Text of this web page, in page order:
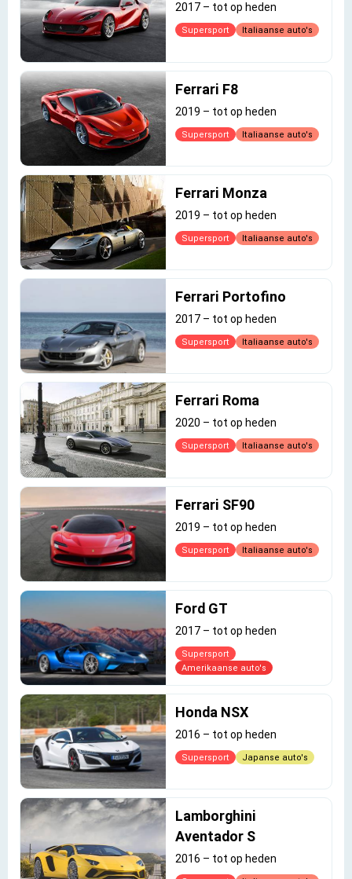
2017 – tot op heden
Supersport Italiaanse auto's
Ferrari F8
2019 – tot op heden
Supersport Italiaanse auto's
Ferrari Monza
2019 – tot op heden
Supersport Italiaanse auto's
Ferrari Portofino
2017 – tot op heden
Supersport Italiaanse auto's
Ferrari Roma
2020 – tot op heden
Supersport Italiaanse auto's
Ferrari SF90
2019 – tot op heden
Supersport Italiaanse auto's
Ford GT
2017 – tot op heden
Supersport
Amerikaanse auto's
Honda NSX
2016 – tot op heden
Supersport Japanse auto's
Lamborghini
Aventador S
2016 – tot op heden